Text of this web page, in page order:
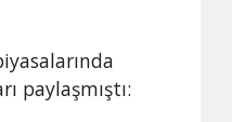
paylaşmıştı: